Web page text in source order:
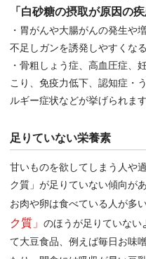
「白砂糖の摂取が原因の疾
・胃がんや大腸がんの発生や
不足しガンを誘発しやすくなる
・骨粗しょう症、高血圧症、
こり、免疫力低下、認知症・
ルギー症状などが挙げられます
足りていない栄養素
甘いものを欲してしまう人や
ク質」が足りていない傾向が
お肉や卵は食べている人が多
ク質」のほうが足りていない
て大豆食品、例えば毎日お味